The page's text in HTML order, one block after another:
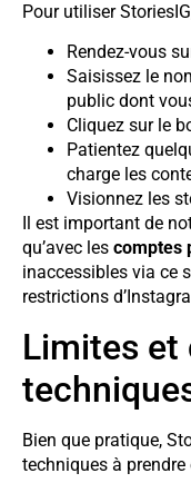
Pour utiliser
Rendez-vous
Saisissez le
public dont
Cliquez sur le
Patientez
charge les
Visionnez les
Il est important de
qu’avec les comptes
inaccessibles via ce
restrictions
Limites et
Bien que pratique,
techniques à prendre